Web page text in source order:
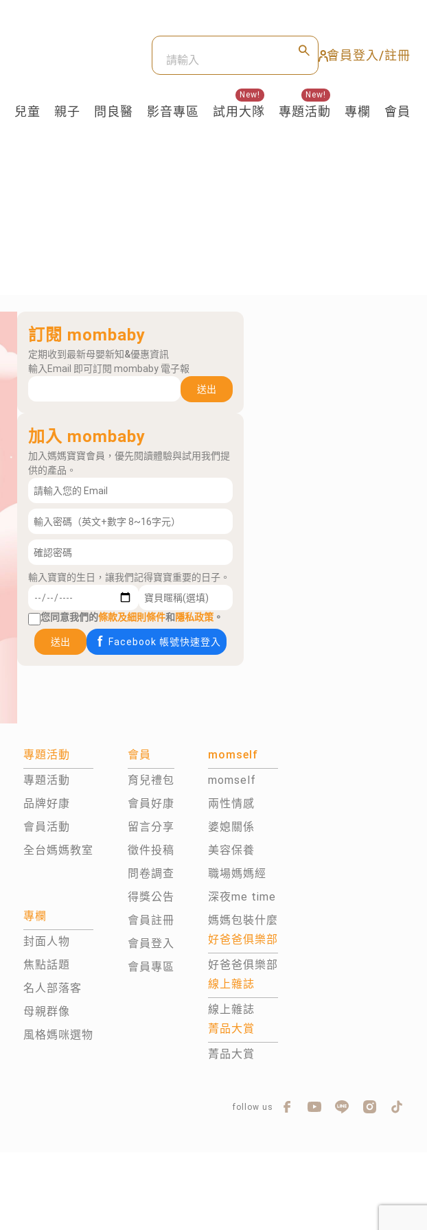
會員登入/註冊
兒童 親子 問良醫 影音專區 試用大隊
New!
專題活動
New!
專欄 會員
訂閱 mombaby
定期收到最新母嬰新知&優惠資訊
輸入Email 即可訂閱 mombaby 電子報
送出
加入 mombaby
加入媽媽寶寶會員，優先閱讀體驗與試用我們提
供的產品。
輸入寶寶的生日，讓我們記得寶寶重要的日子。
您同意我們的條款及細則條件和隱私政策 。
送出 Facebook 帳號快速登入
專題活動
專題活動
品牌好康
會員活動
全台媽媽教室
專欄
封面人物
焦點話題
名人部落客
母親群像
風格媽咪選物
會員
育兒禮包
會員好康
留言分享
徵件投稿
問卷調查
得獎公告
會員註冊
會員登入
會員專區
momself
momself
兩性情感
婆媳關係
美容保養
職場媽媽經
深夜me time
媽媽包裝什麼
好爸爸俱樂部
好爸爸俱樂部
線上雜誌
線上雜誌
菁品大賞
菁品大賞
follow us